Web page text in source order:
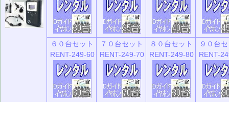
６０台セット
RENT-249-60
７０台セット
RENT-249-70
８０台セット
RENT-249-80
９０台
RENT-